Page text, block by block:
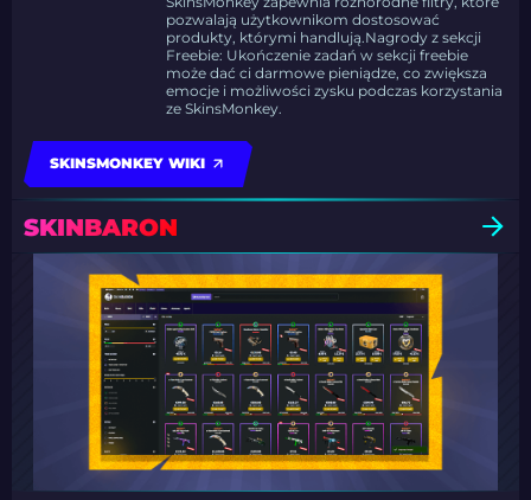
pozwalają użytkownikom dostosować
produkty, którymi handlują.Nagrody z sekcji
Freebie: Ukończenie zadań w sekcji freebie
może dać ci darmowe pieniądze, co zwiększa
emocje i możliwości zysku podczas korzystania
ze SkinsMonkey.
SKINSMONKEY WIKI
SKINBARON